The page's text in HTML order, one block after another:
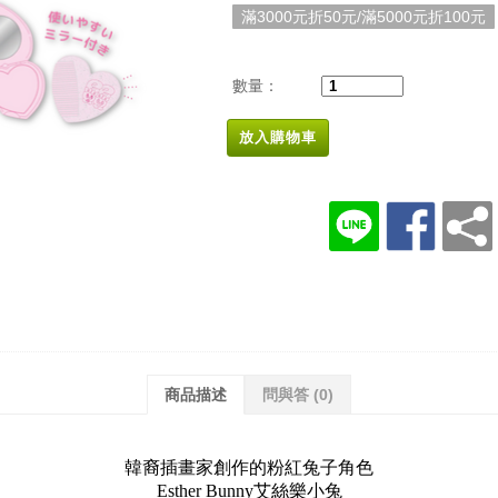
滿3000元折50元/滿5000元折100元
數量：
放入購物車
商品描述 問與答 (0)